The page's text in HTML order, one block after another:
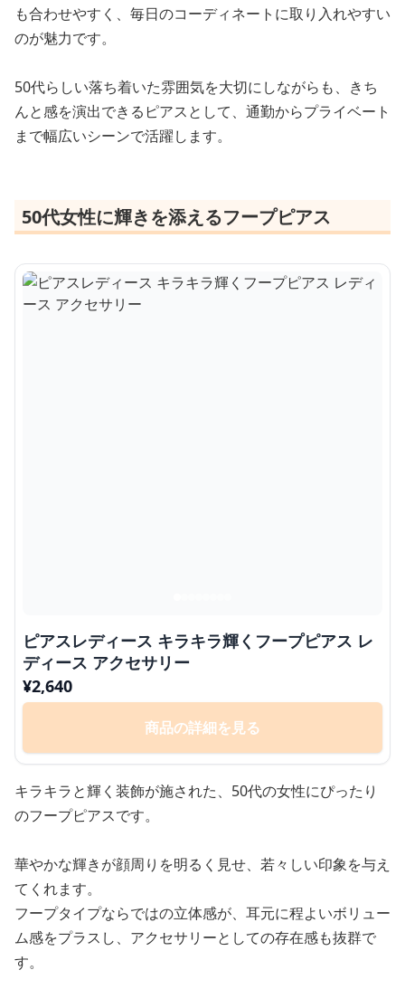
も合わせやすく、毎日のコーディネートに取り入れやすい
のが魅力です。
50代らしい落ち着いた雰囲気を大切にしながらも、きち
んと感を演出できるピアスとして、通勤からプライベート
まで幅広いシーンで活躍します。
50代女性に輝きを添えるフープピアス
ピアスレディース キラキラ輝くフープピアス レ
ディース アクセサリー
¥2,640
商品の詳細を見る
キラキラと輝く装飾が施された、50代の女性にぴったり
のフープピアスです。
華やかな輝きが顔周りを明るく見せ、若々しい印象を与え
てくれます。
フープタイプならではの立体感が、耳元に程よいボリュー
ム感をプラスし、アクセサリーとしての存在感も抜群で
す。